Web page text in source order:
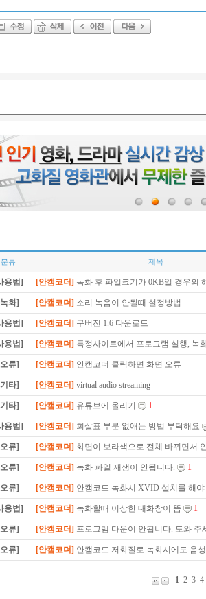
분류 제목
용법] [안캠코더] 녹화 후 파일크기가 0KB일 경우의
화] [안캠코더] 소리 녹음이 안될때 설정방법
용법] [안캠코더] 구버전 1.6 다운로드
용법] [안캠코더] 특정사이트에서 프로그램 실행, 녹
류] [안캠코더] 안캠코더 클릭하면 화면 오류
타] [안캠코더] virtual audio streaming
타] [안캠코더] 유튜브에 올리기 1
용법] [안캠코더] 회살표 부분 없애는 방법 부탁해요
류] [안캠코더] 화면이 보라색으로 전체 바뀌면서
류] [안캠코더] 녹화 파일 재생이 안됩니다. 1
류] [안캠코더] 안캠코드 녹화시 XVID 설치를 해야
용법] [안캠코더] 녹화할때 이상한 대화창이 뜸 1
류] [안캠코더] 프로그램 다운이 안됩니다. 도와 주
류] [안캠코더] 안캠코드 저화질로 녹화시에도 음
1 2 3 4